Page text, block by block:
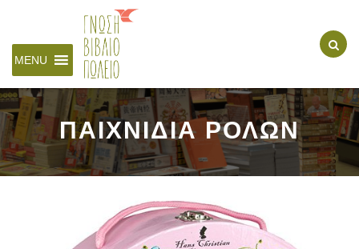
MENU
ΠΑΙΧΝΙΔΙΑ ΡΟΛΩΝ